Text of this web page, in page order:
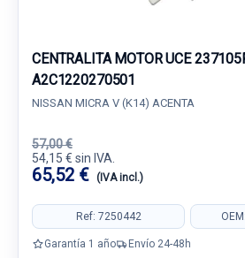
CENTRALITA MOTOR UCE
A2C1220270501
NISSAN MICRA V (K14) ACENTA
57,00 €
54,15 € sin IVA.
65,52 € (IVA incl.)
Ref: 7250442
Garantía 1 año Envío 24-48h